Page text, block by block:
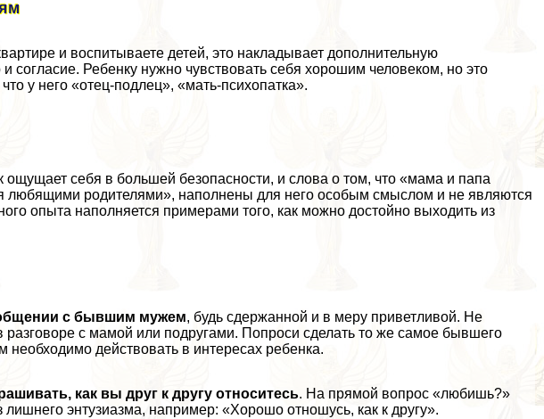
и воспитываете детей, это накладывает дополнительную
согласие. Ребенку нужно чувствовать себя хорошим человеком, но это
у него «отец-подлец», «мать-психопатка».
себя в большей безопасности, и слова о том, что «мама и папа
любящими родителями», наполнены для него особым смыслом и не являются
опыта наполняется примерами того, как можно достойно выходить из
с бывшим мужем, будь сдержанной и в меру приветливой. Не
с мамой или подругами. Попроси сделать то же самое бывшего
необходимо действовать в интересах ребенка.
как вы друг к другу относитесь. На прямой вопрос «любишь?»
энтузиазма, например: «Хорошо отношусь, как к другу».